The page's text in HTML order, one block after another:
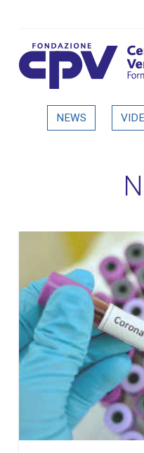
Dettaglio
NEWS